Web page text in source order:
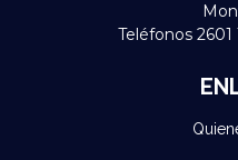
Teléfonos 2601